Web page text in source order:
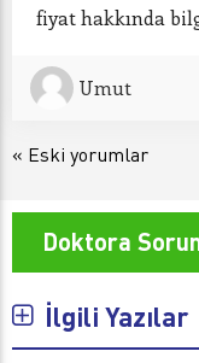
fiyat hakkında
Umut
« Eski yorumlar
Doktora
İlgili Yazılar